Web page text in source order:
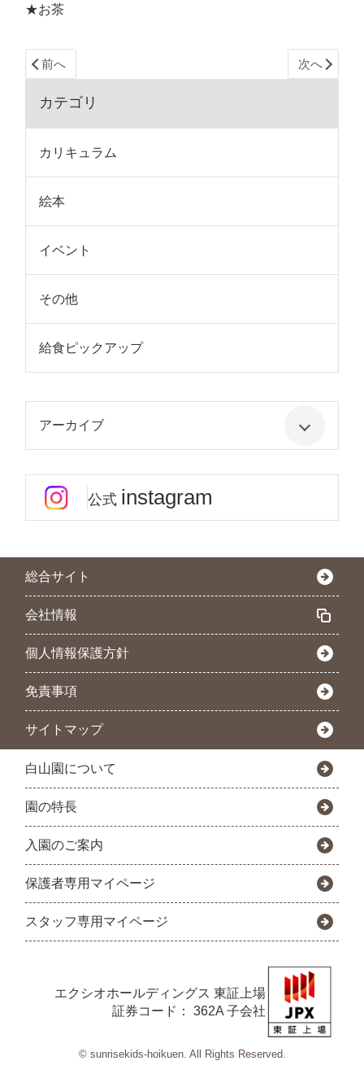
★お茶
前へ 次へ
カテゴリ
カリキュラム
絵本
イベント
その他
給食ピックアップ
アーカイブ
公式 instagram
総合サイト
会社情報
個人情報保護方針
免責事項
サイトマップ
白山園について
園の特長
入園のご案内
保護者専用マイページ
スタッフ専用マイページ
エクシオホールディングス 東証上場
証券コード： 362A 子会社
© sunrisekids-hoikuen. All Rights Reserved.